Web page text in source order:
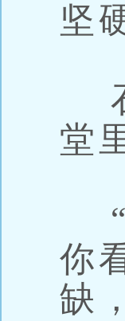
坚
堂
“
你
缺